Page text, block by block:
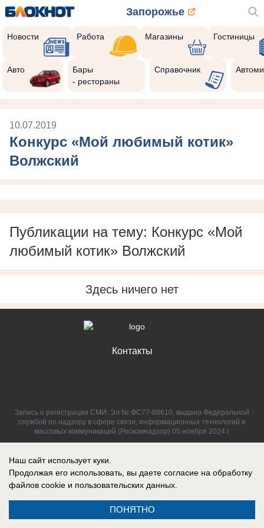
Запорожье
Новости Работа Магазины Гостиницы
Авто
Бары
- рестораны
Справочник
10.07.2019
Конкурс «Мой любимый котик»
Волжский
Публикации на тему: Конкурс «Мой
любимый котик» Волжский
Здесь ничего нет
Контакты
Запись о регистрации СМИ: Эл № ФС77-88610, выдано Федеральной
службой по надзору в сфере связи, информационных технологий и
массовых коммуникаций (Роскомнадзор) 05 ноября 2024 г.
Наш сайт использует куки.
Продолжая его использовать, вы даете согласие на обработку
файлов cookie и пользовательских данных.
ПОНЯТНО